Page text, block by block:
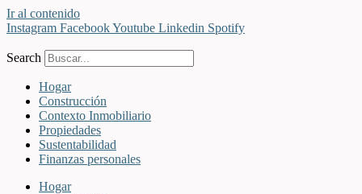
Ir al contenido
Instagram FacebookYoutube Linkedin Spotify
Search
Hogar
Construcción
Contexto Inmobiliario
Propiedades
Sustentabilidad
Finanzas personales
Hogar